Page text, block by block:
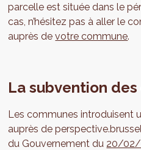
parcelle est située dans le
cas, n’hésitez pas à aller le
auprès devotre commune.
La subvention
Les communes introduisent
auprès de
du Gouvernement du 20/